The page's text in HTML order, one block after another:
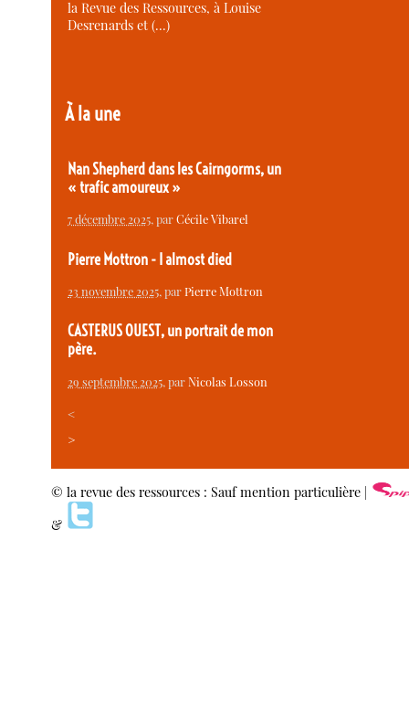
la Revue des Ressources, à Louise
Desrenards et (…)
À la une
Nan Shepherd dans les Cairngorms, un
« trafic amoureux »
7 décembre 2025, parCécile Vibarel
Pierre Mottron - I almost died
23 novembre 2025, parPierre Mottron
CASTERUS OUEST, un portrait de mon
père.
29 septembre 2025, parNicolas Losson
<
>
© la revue des ressources : Sauf mention particulière |
&